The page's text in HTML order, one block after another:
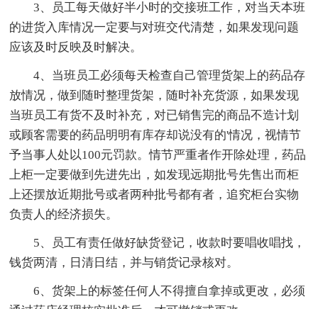
3、员工每天做好半小时的交接班工作，对当天本班
的进货入库情况一定要与对班交代清楚，如果发现问题
应该及时反映及时解决。
4、当班员工必须每天检查自己管理货架上的药品存
放情况，做到随时整理货架，随时补充货源，如果发现
当班员工有货不及时补充，对已销售完的商品不造计划
或顾客需要的药品明明有库存却说没有的'情况，视情节
予当事人处以100元罚款。情节严重者作开除处理，药品
上柜一定要做到先进先出，如发现远期批号先售出而柜
上还摆放近期批号或者两种批号都有者，追究柜台实物
负责人的经济损失。
5、员工有责任做好缺货登记，收款时要唱收唱找，
钱货两清，日清日结，并与销货记录核对。
6、货架上的标签任何人不得擅自拿掉或更改，必须